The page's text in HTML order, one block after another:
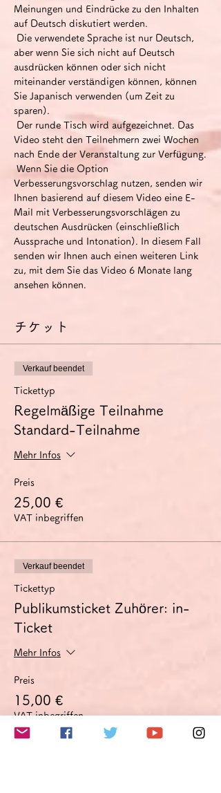
Meinungen und Eindrücke zu den Inhalten
auf Deutsch diskutiert werden.
aber wenn Sie sich nicht auf Deutsch
ausdrücken können oder sich nicht
miteinander verständigen können, können
Sie Japanisch verwenden (um Zeit zu
sparen).
Video steht den Teilnehmern zwei Wochen
nach Ende der Veranstaltung zur Verfügung.
Verbesserungsvorschlag nutzen, senden wir
Ihnen basierend auf diesem Video eine E-
Mail mit Verbesserungsvorschlägen zu
deutschen Ausdrücken (einschließlich
Aussprache und Intonation). In diesem Fall
senden wir Ihnen auch einen weiteren Link
zu, mit dem Sie das Video 6 Monate lang
ansehen können.
チケット
Verkauf beendet
Tickettyp
Regelmäßige Teilnahme
Standard-Teilnahme
Mehr Infos
Preis
25,00 €
VAT inbegriffen
Verkauf beendet
Tickettyp
Publikumsticket Zuhörer: in-
Ticket
Mehr Infos
Preis
15,00 €
VAT inbegriffen